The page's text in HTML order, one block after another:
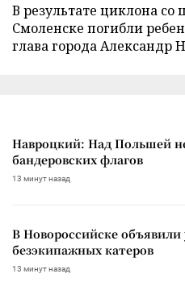
В результате циклона
Смоленске погибли
глава города Александр
Навроцкий: Над Польшей
бандеровских флагов
13 минут назад
В Новороссийске объявили
безэкипажных катеров
13 минут назад